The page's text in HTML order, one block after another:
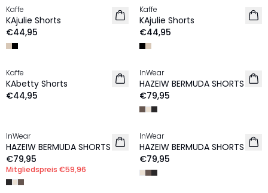
NEU
Kaffe
KAjulie Shorts
€44,95
NEU
Kaffe
KAjulie Shorts
€44,95
NEU
Kaffe
KAbetty Shorts
€44,95
NEU
InWear
HAZEIW BERMUDA SHORTS
€79,95
NEU
InWear
HAZEIW BERMUDA SHORTS
€79,95
Mitgliedspreis €59,96
NEU
InWear
HAZEIW BERMUDA SHORTS
€79,95